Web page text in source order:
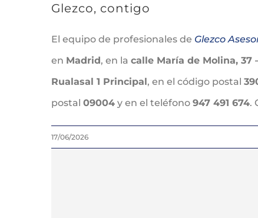
Glezco, contigo
El equipo de profesionales de Glezco
en Madrid, en la calle María de Molina, 37
Rualasal 1 Principal, en el código postal
postal 09004 y en el teléfono 947 491 674.
17/06/2026